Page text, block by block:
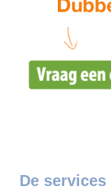
De services